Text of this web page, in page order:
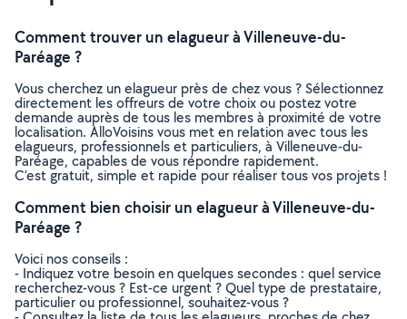
Comment trouver un elagueur à Villeneuve-du-
Paréage ?
Vous cherchez un elagueur près de chez vous ? Sélectionnez
directement les offreurs de votre choix ou postez votre
demande auprès de tous les membres à proximité de votre
localisation. AlloVoisins vous met en relation avec tous les
elagueurs, professionnels et particuliers, à Villeneuve-du-
Paréage, capables de vous répondre rapidement.
C’est gratuit, simple et rapide pour réaliser tous vos projets !
Comment bien choisir un elagueur à Villeneuve-du-
Paréage ?
Voici nos conseils :
- Indiquez votre besoin en quelques secondes : quel service
recherchez-vous ? Est-ce urgent ? Quel type de prestataire,
particulier ou professionnel, souhaitez-vous ?